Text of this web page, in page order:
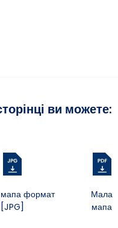
ви можете:
мапа формат
[JPG]
Мала
мапа